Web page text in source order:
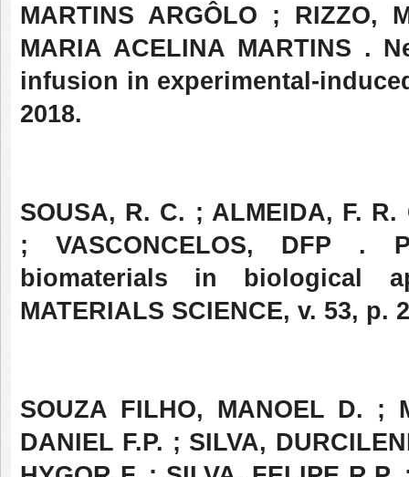
MARTINS ARGÔLO ; RIZZO,
MARIA ACELINA MARTINS .
infusion in experimental-
2018.
SOUSA, R. C. ; ALMEIDA, F.
; VASCONCELOS, DFP .
biomaterials in biological
MATERIALS SCIENCE, v. 53, p.
SOUZA FILHO, MANOEL D. ;
DANIEL F.P. ; SILVA,